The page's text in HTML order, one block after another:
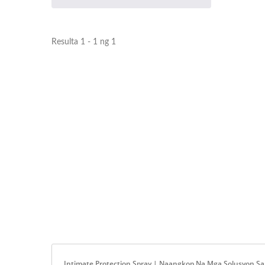
Resulta 1 - 1 ng 1